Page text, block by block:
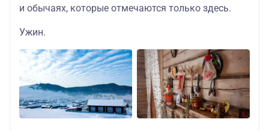
и обычаях, которые отмечаются только здесь.
Ужин.